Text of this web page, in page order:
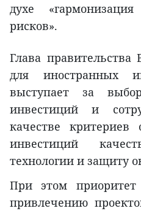
духе
рисков».
Глава правительства
для иностранных
выступает за
инвестиций и
качестве критериев
инвестиций
технологии и защиту
При этом
привлечению